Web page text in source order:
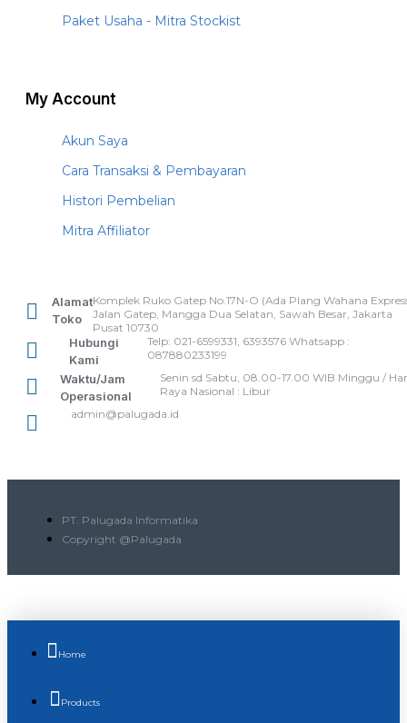
Paket Usaha - Mitra Stockist
My Account
Akun Saya
Cara Transaksi & Pembayaran
Histori Pembelian
Mitra Affiliator
Alamat
Toko
Komplek Ruko Gatep No.17N-O (Ada Plang Wahana
Jalan Gatep, Mangga Dua Selatan, Sawah Besar, Jakarta
Pusat 10730
Hubungi
Kami
Telp: 021-6599331, 6393576 Whatsapp :
087880233199
Waktu/Jam
Operasional
Senin sd Sabtu, 08.00-17.00 WIB Minggu /
Raya Nasional : Libur
admin@palugada.id
PT. Palugada Informatika
Copyright @Palugada
Home
Products